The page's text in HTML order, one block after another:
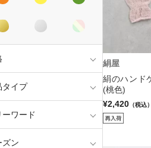
タイプ
ーワード
ズン
絹屋
絹のハン
(桃色)
¥2,420 （税込）